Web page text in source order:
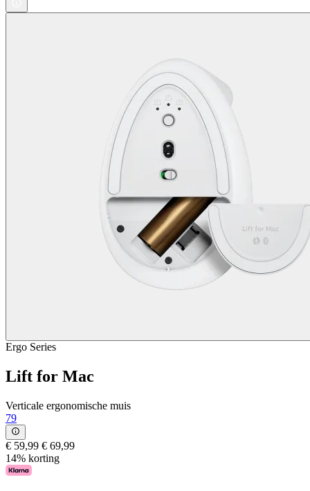
Ergo Series
Lift for Mac
Verticale ergonomische muis
79
€ 59,99 € 69,99
14% korting